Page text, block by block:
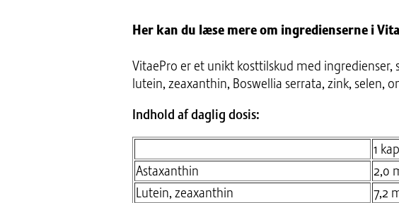
Her kan du læse mere om ingredienserne i
VitaePro er et unikt kosttilskud med
lutein, zeaxanthin, Boswellia serrata, zink, selen,
Indhold af daglig dosis:
1
Astaxanthin
2,0
Lutein, zeaxanthin
7,2